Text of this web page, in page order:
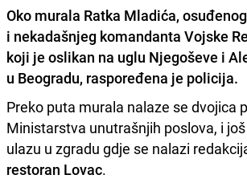
Oko murala Ratka Mladića,
i nekadašnjeg komandanta Vojske
koji je oslikan na uglu Njegoševe i
u Beogradu, raspoređena je policija.
Preko puta murala nalaze se dvojica
Ministarstva unutrašnjih poslova, i
ulazu u zgradu gdje se nalazi
restoran Lovac.